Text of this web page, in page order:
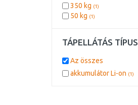
350 kg (1)
50 kg (1)
TÁPELLÁTÁS TÍPUS
Az összes
akkumulátor Li-on (1)